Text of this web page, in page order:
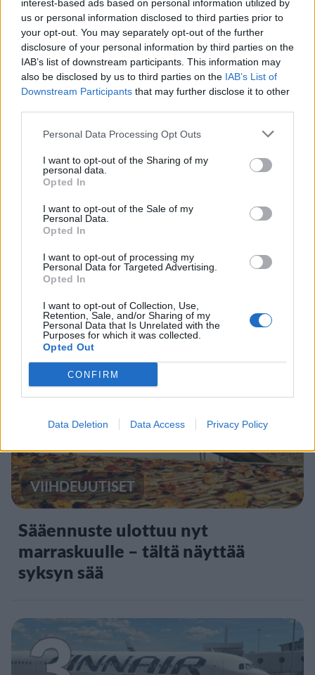
interest-based ads based on personal information utilized by
us or personal information disclosed to third parties prior to
your opt-out. You may separately opt-out of the further
disclosure of your personal information by third parties on the
IAB’s list of downstream participants. This information may
also be disclosed by us to third parties on the IAB’s List of
Downstream Participants that may further disclose it to other
Personal Data Processing Opt Outs
I want to opt-out of the Sharing of my
personal data.
Opted In
I want to opt-out of the Sale of my
Personal Data.
Opted In
I want to opt-out of processing my
Personal Data for Targeted Advertising.
Opted In
I want to opt-out of Collection, Use,
Retention, Sale, and/or Sharing of my
Personal Data that Is Unrelated with the
Purposes for which it was collected.
Opted Out
CONFIRM
Data Deletion Data Access Privacy Policy
Staran luetuimmat
1
UUTISET
Leskeneläke ei kuulu kaikille –
Kela muistuttaa tärkeästä
ikärajasta
2
VIIHDEUUTISET
Sääennuste ulottuu nyt
marraskuulle – tältä näyttää
syksyn sää